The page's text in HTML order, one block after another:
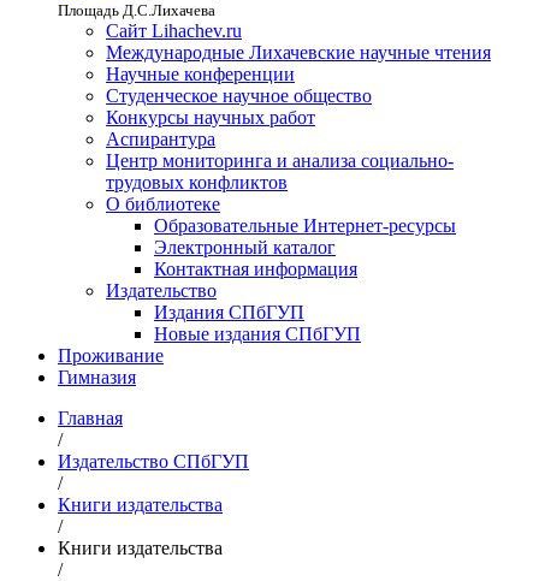
Площадь Д.С.Лихачева
Сайт Lihachev.ru
Международные Лихачевские научные чтения
Научные конференции
Студенческое научное общество
Конкурсы научных работ
Аспирантура
Центр мониторинга и анализа социально-
трудовых конфликтов
О библиотеке
Образовательные Интернет-ресурсы
Электронный каталог
Контактная информация
Издательство
Издания СПбГУП
Новые издания СПбГУП
Проживание
Гимназия
Главная
/
Издательство СПбГУП
/
Книги издательства
/
Книги издательства
/